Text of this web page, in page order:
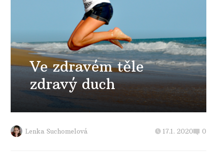
Ve zdravém těle
zdravý duch
Lenka Suchomelová 17.1. 2020 0